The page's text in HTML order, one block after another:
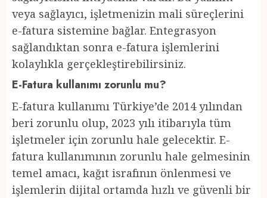
veya sağlayıcı, işletmenizin mali süreçlerini
e-fatura sistemine bağlar. Entegrasyon
sağlandıktan sonra e-fatura işlemlerini
kolaylıkla gerçekleştirebilirsiniz.
E-Fatura kullanımı zorunlu mu?
E-fatura kullanımı Türkiye’de 2014 yılından
beri zorunlu olup, 2023 yılı itibarıyla tüm
işletmeler için zorunlu hale gelecektir. E-
fatura kullanımının zorunlu hale gelmesinin
temel amacı, kağıt israfının önlenmesi ve
işlemlerin dijital ortamda hızlı ve güvenli bir